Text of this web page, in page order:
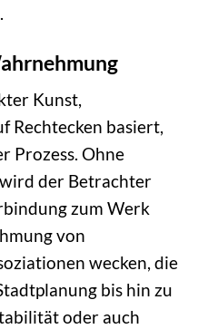
Kunst,
Rechtecken basiert,
Prozess. Ohne
der Betrachter
zum Werk
von
wecken, die
bis hin zu
oder auch